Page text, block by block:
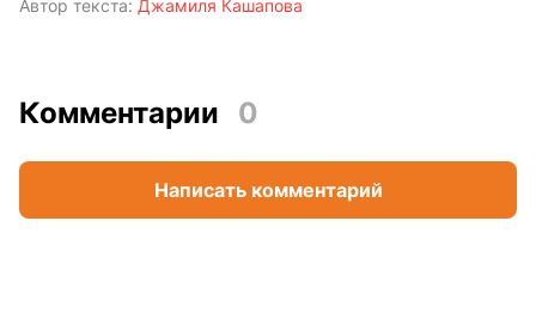
Автор текста: Джамиля Кашапова
Комментарии 0
Написать комментарий